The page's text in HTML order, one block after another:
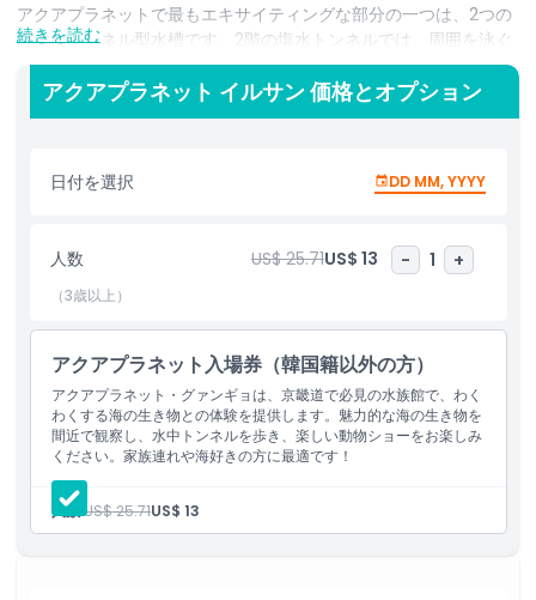
アクアプラネットで最もエキサイティングな部分の一つは、2つの
巨大なトンネル型水槽です。2階の塩水トンネルでは、周囲を泳ぐ
海の生き物をはっきりと見ることができます。3階の淡水トンネル
では、川や湖の生物に出会えます。どちらのトンネルも歩いて通り
抜けると魔法のような体験を生み出します。
ディア演出と海の美しさを融合させたユニークなショーです。1日5
を提供します。
アクアプラネットは家族連れ、子ども、動物好きにとって素晴らし
い場所です。海の生き物について学びたい方も、楽しいパフォーマ
ンスを楽しみたい方も、カメラで素敵な瞬間を撮りたい方も、ここ
は理想的な場所です。海と自然の不思議を一か所で探検し、特別な
思い出を作りましょう！
ハイライト
続きを読む
アクアプラネット イルサン 価格とオプション
日付を選択 DD MM, YYYY
人数 US$ 25.71US$ 13 - 1 +
（3歳以上）
アクアプラネット入場券（韓国籍以外の方）
アクアプラネット・グァンギョは、京畿道で必見の水族館で、わく
わくする海の生き物との体験を提供します。魅力的な海の生き物を
間近で観察し、水中トンネルを歩き、楽しい動物ショーをお楽しみ
ください。家族連れや海好きの方に最適です！
人数: US$ 25.71US$ 13